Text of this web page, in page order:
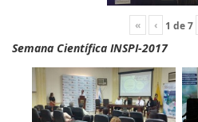
« ‹ 1 de7
Semana Científica INSPI-2017